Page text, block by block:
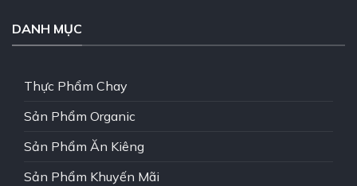
DANH MỤC
Thực Phẩm Chay
Sản Phẩm Organic
Sản Phẩm Ăn Kiêng
Sản Phẩm Khuyến Mãi